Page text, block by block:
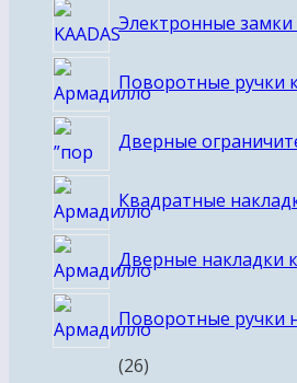
Электронные замки
Поворотные ручки
Дверные
Квадратные
Дверные накладки
Поворотные ручки
2626